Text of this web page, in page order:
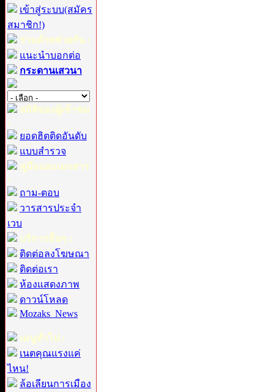
เข้าสู่ระบบ(สมัคร
สมาชิก!)
ร่วมด้วยช่วยกัน :
แนะนำบอกต่อ
กระดานเสวนา
สถิติของผู้เข้าชม
:
ยอดฮิตติดอันดับ
แบบสำรวจ
คู่มือและเอกสาร
:
ถาม-ตอบ
วารสารประจำ
เวบ
บริการอื่นๆ :
ติดต่อลงโฆษณา
ติดต่อเรา
ห้องแสดงภาพ
ดาวน์โหลด
Mozaks_News
เมนูทั่วไป :
เนตคุณแรงแค่
ไหน!
ล้อเลียนการเมือง